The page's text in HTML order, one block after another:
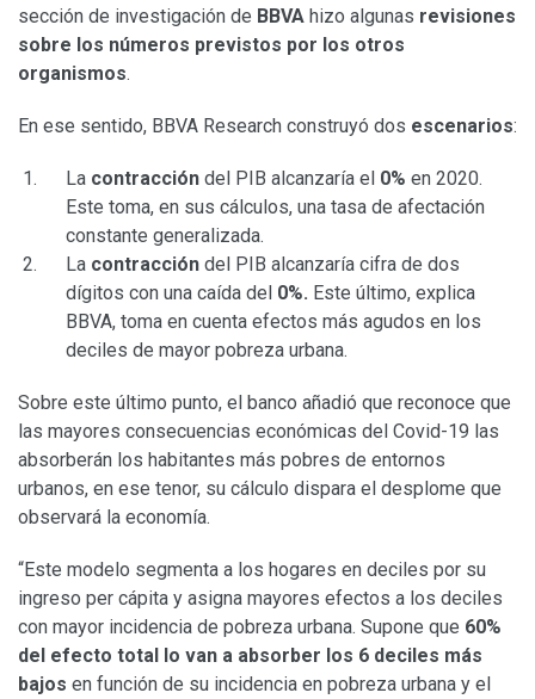
sección de investigación de BBVA hizo algunas revisiones
sobre los números previstos por los otros
organismos.
En ese sentido, BBVA Research construyó dos escenarios:
La contracción del PIB alcanzaría el 0% en 2020.
Este toma, en sus cálculos, una tasa de afectación
constante generalizada.
La contracción del PIB alcanzaría cifra de dos
dígitos con una caída del 0%. Este último, explica
BBVA, toma en cuenta efectos más agudos en los
deciles de mayor pobreza urbana.
Sobre este último punto, el banco añadió que reconoce que
las mayores consecuencias económicas del Covid-19 las
absorberán los habitantes más pobres de entornos
urbanos, en ese tenor, su cálculo dispara el desplome que
observará la economía.
“Este modelo segmenta a los hogares en deciles por su
ingreso per cápita y asigna mayores efectos a los deciles
con mayor incidencia de pobreza urbana. Supone que 60%
del efecto total lo van a absorber los 6 deciles más
bajos en función de su incidencia en pobreza urbana y el